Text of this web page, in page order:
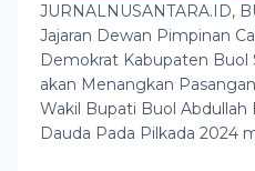
JURNALNUSANTARA.ID,
Jajaran Dewan Pimpinan
Demokrat Kabupaten Buol
akan Menangkan
Wakil Bupati Buol Abdullah
Dauda Pada Pilkada 2024